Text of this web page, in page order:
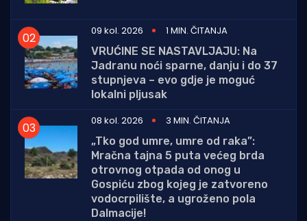
09 kol. 2026
1 MIN. ČITANJA
VRUĆINE SE NASTAVLJAJU: Na
Jadranu noći sparne, danju i do 37
stupnjeva – evo gdje je moguć
lokalni pljusak
08 kol. 2026
3 MIN. ČITANJA
„Tko god umre, umre od raka”:
Mračna tajna 5 puta većeg brda
otrovnog otpada od onog u
Gospiću zbog kojeg je zatvoreno
vodocrpilište, a ugroženo pola
Dalmacije!